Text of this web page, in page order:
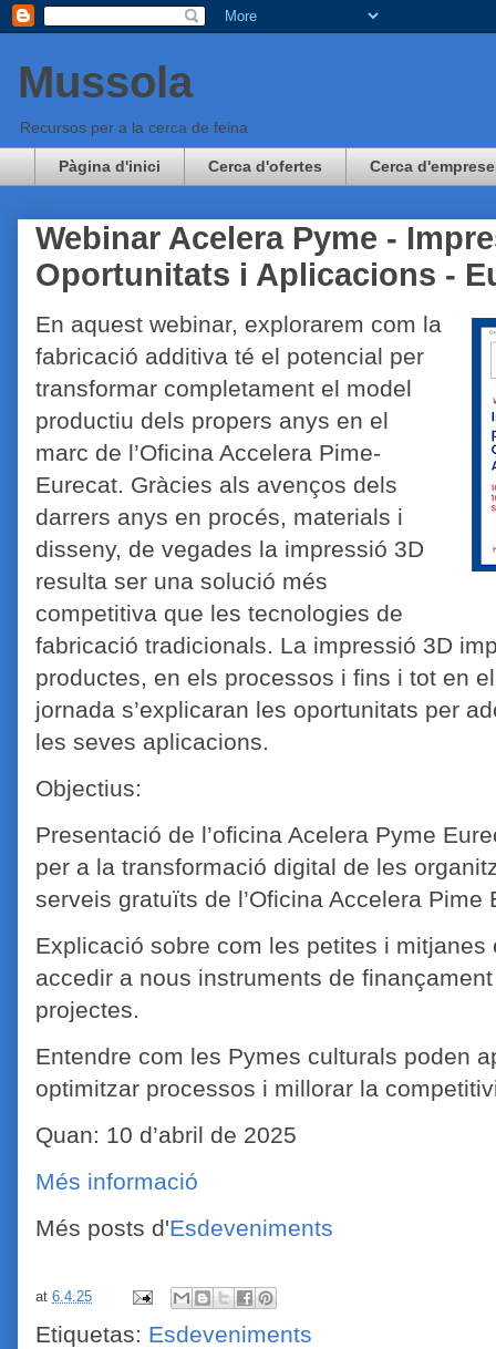
Mussola
Recursos per a la cerca de feina
Pàgina d'inici Cerca d'ofertes Cerca
Webinar Acelera Pyme -
Oportunitats i Aplicacions -
En aquest webinar, explorarem com la
fabricació additiva té el potencial per
transformar completament el model
productiu dels propers anys en el
marc de l’Oficina Accelera Pime-
Eurecat. Gràcies als avenços dels
darrers anys en procés, materials i
disseny, de vegades la impressió 3D
resulta ser una solució més
competitiva que les tecnologies de
fabricació tradicionals. La impressió 3D
productes, en els processos i fins i tot en
jornada s’explicaran les oportunitats per
les seves aplicacions.
Objectius:
Presentació de l’oficina Acelera Pyme
per a la transformació digital de les
serveis gratuïts de l’Oficina Accelera Pime
Explicació sobre com les petites i
accedir a nous instruments de
projectes.
Entendre com les Pymes culturals poden
optimitzar processos i millorar la
Quan: 10 d’abril de 2025
Més informació
Més posts d'Esdeveniments
at 6.4.25
Etiquetas: Esdeveniments